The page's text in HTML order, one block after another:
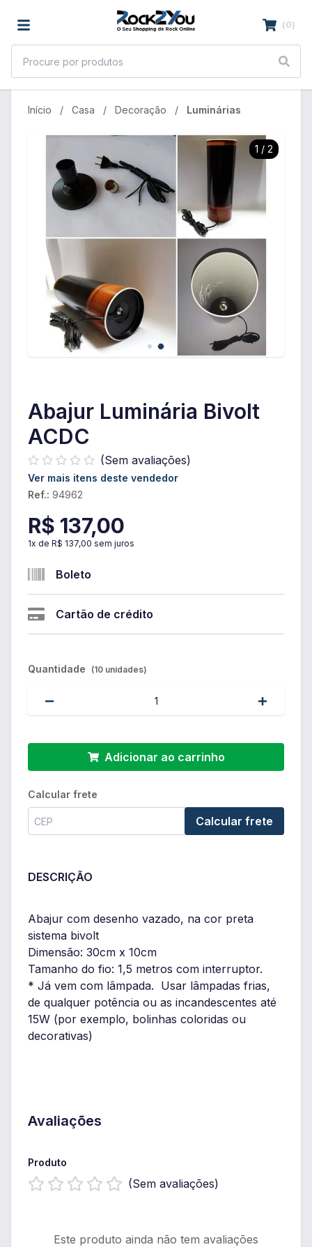
(0)
Início Casa Decoração Luminárias
1 / 2
Abajur Luminária Bivolt
ACDC
(Sem avaliações)
Ver mais itens deste vendedor
Ref.: 94962
R$ 137,00
1x de R$ 137,00 sem juros
Boleto
Cartão de crédito
Quantidade (10 unidades)
Adicionar ao carrinho
Calcular frete
Calcular frete
DESCRIÇÃO
Abajur com desenho vazado, na cor preta
sistema bivolt
Dimensão: 30cm x 10cm
Tamanho do fio: 1,5 metros com interruptor.
* Já vem com lâmpada. Usar lâmpadas frias,
de qualquer potência ou as incandescentes até
15W (por exemplo, bolinhas coloridas ou
decorativas)
Avaliações
Produto
(Sem avaliações)
Este produto ainda não tem avaliações